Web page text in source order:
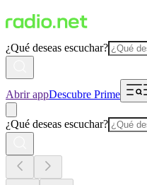
¿Qué deseas escuchar?
Abrir appDescubre Prime
¿Qué deseas escuchar?